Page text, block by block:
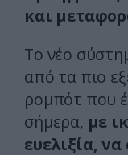
και
Το νέο
από τα πιο
ρομπότ που
σήμερα, με
ευελιξία,